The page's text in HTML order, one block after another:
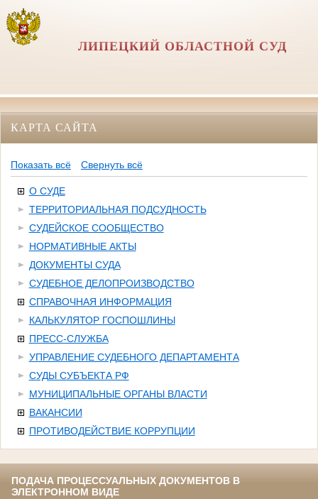
ЛИПЕЦКИЙ ОБЛАСТНОЙ СУД
КАРТА САЙТА
Показать всё Свернуть всё
О СУДЕ
ТЕРРИТОРИАЛЬНАЯ ПОДСУДНОСТЬ
СУДЕЙСКОЕ СООБЩЕСТВО
НОРМАТИВНЫЕ АКТЫ
ДОКУМЕНТЫ СУДА
СУДЕБНОЕ ДЕЛОПРОИЗВОДСТВО
СПРАВОЧНАЯ ИНФОРМАЦИЯ
КАЛЬКУЛЯТОР ГОСПОШЛИНЫ
ПРЕСС-СЛУЖБА
УПРАВЛЕНИЕ СУДЕБНОГО ДЕПАРТАМЕНТА
СУДЫ СУБЪЕКТА РФ
МУНИЦИПАЛЬНЫЕ ОРГАНЫ ВЛАСТИ
ВАКАНСИИ
ПРОТИВОДЕЙСТВИЕ КОРРУПЦИИ
ПОДАЧА ПРОЦЕССУАЛЬНЫХ ДОКУМЕНТОВ В
ЭЛЕКТРОННОМ ВИДЕ